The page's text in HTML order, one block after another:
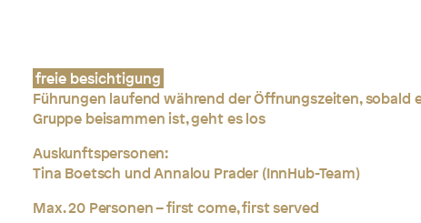
freie besichtigung
Führungen laufend während der Öffnungszeiten, sobald
Gruppe beisammen ist, geht es los
Auskunftspersonen:
Tina Boetsch und Annalou Prader (InnHub-Team)
Max. 20 Personen – first come, first served